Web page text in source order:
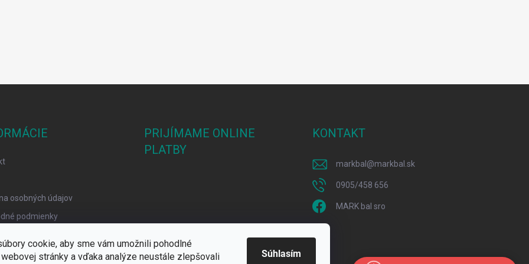
cookie, aby sme vám umožnili pohodlné
stránky a vďaka analýze neustále zlepšovali
Súhlasím
osobných údajov
podmienky
Cookies
PRIJÍMAME ONLINE
PLATBY
KONTAKT
markbal @markbal.sk
0905/458 656
MARK bal sro